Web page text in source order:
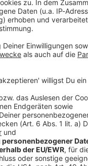
Sprachnachricht
© dpa-infocom,